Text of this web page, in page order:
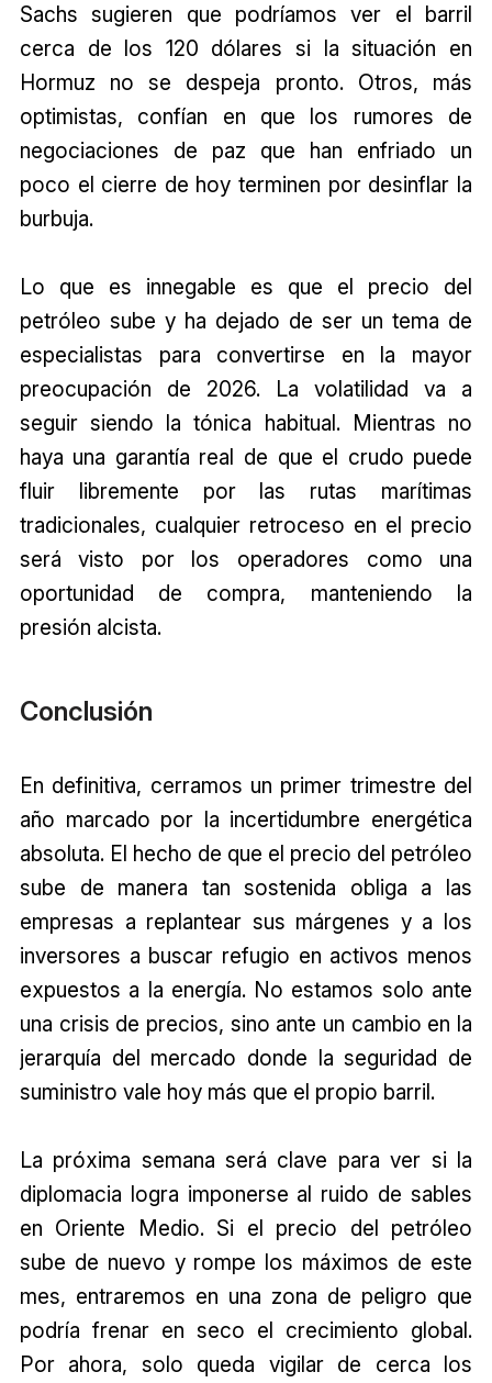
Sachs sugieren que podríamos ver el barril
cerca de los 120 dólares si la situación en
Hormuz no se despeja pronto. Otros, más
optimistas, confían en que los rumores de
negociaciones de paz que han enfriado un
poco el cierre de hoy terminen por desinflar la
burbuja.
Lo que es innegable es que el precio del
petróleo sube y ha dejado de ser un tema de
especialistas para convertirse en la mayor
preocupación de 2026. La volatilidad va a
seguir siendo la tónica habitual. Mientras no
haya una garantía real de que el crudo puede
fluir libremente por las rutas marítimas
tradicionales, cualquier retroceso en el precio
será visto por los operadores como una
oportunidad de compra, manteniendo la
presión alcista.
Conclusión
En definitiva, cerramos un primer trimestre del
año marcado por la incertidumbre energética
absoluta. El hecho de que el precio del petróleo
sube de manera tan sostenida obliga a las
empresas a replantear sus márgenes y a los
inversores a buscar refugio en activos menos
expuestos a la energía. No estamos solo ante
una crisis de precios, sino ante un cambio en la
jerarquía del mercado donde la seguridad de
suministro vale hoy más que el propio barril.
La próxima semana será clave para ver si la
diplomacia logra imponerse al ruido de sables
en Oriente Medio. Si el precio del petróleo
sube de nuevo y rompe los máximos de este
mes, entraremos en una zona de peligro que
podría frenar en seco el crecimiento global.
Por ahora, solo queda vigilar de cerca los